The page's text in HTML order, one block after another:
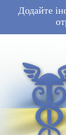
Додайте